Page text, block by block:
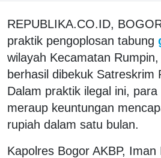
REPUBLIKA.CO.ID,
praktik pengoplosan tabung
wilayah Kecamatan
berhasil dibekuk Satreskrim
Dalam praktik ilegal ini,
meraup keuntungan
rupiah dalam satu bulan.
Kapolres Bogor AKBP, Iman